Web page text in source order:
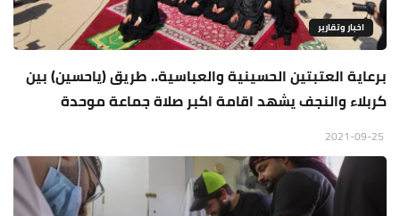
اخبار وتقارير
برعاية العتبتين الحسينية والعباسية.. طريق (ياحسين) بين
كربلاء والنجف يشهد اقامة اكبر صلاة جماعة موحدة